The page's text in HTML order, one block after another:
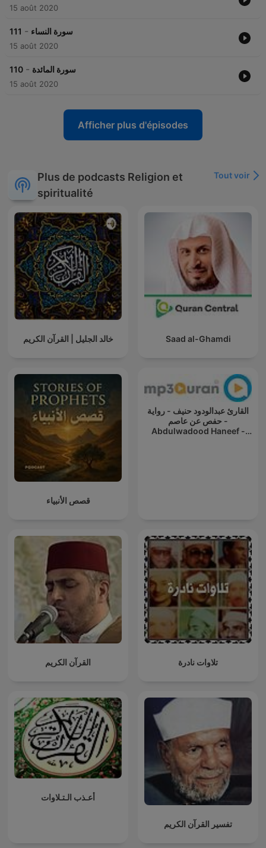
15 août 2020
111 - سورة النساء
15 août 2020
110 - سورة المائدة
15 août 2020
Afficher plus d'épisodes
Plus de podcasts Religion et
spiritualité
Tout voir
خالد الجليل | القرآن الكريم Saad al-Ghamdi
قصص الأنبياء
القارئ عبدالودود حنيف - رواية
حفص عن عاصم -
Abdulwadood Haneef -
القرآن الكريم تلاوات نادرة
أعـذب الـتـلاوات
تفسير القرآن الكريم